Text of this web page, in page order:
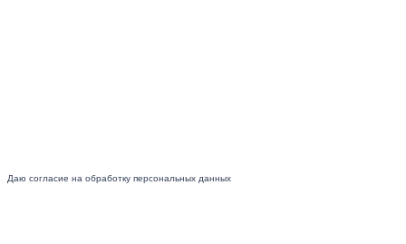
Даю согласие на обработку персональных данных